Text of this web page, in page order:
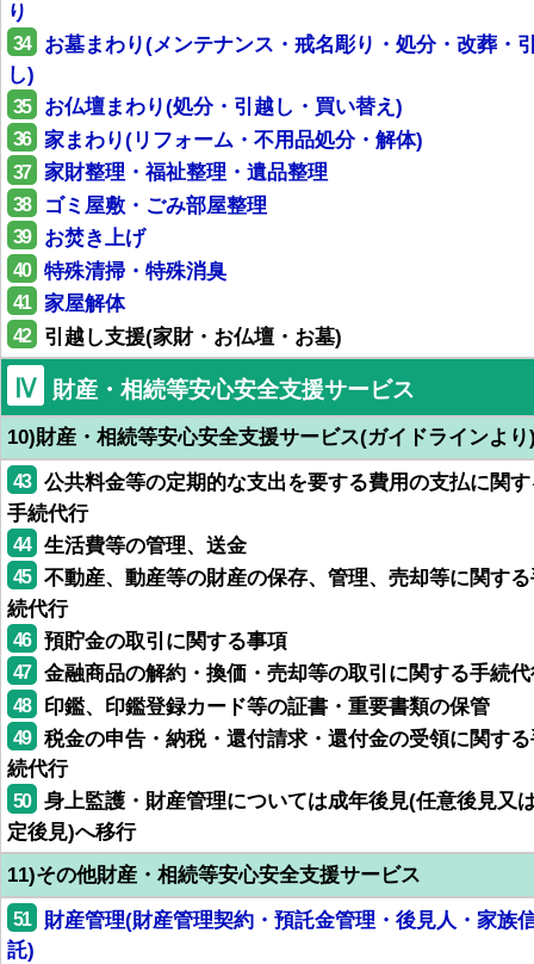
り
34
お墓まわり(メンテナンス・戒名彫り・処分・改葬・
し)
35 お仏壇まわり(処分・引越し・買い替え)
36 家まわり(リフォーム・不用品処分・解体)
37 家財整理・福祉整理・遺品整理
38 ゴミ屋敷・ごみ部屋整理
39 お焚き上げ
40 特殊清掃・特殊消臭
41 家屋解体
42 引越し支援(家財・お仏壇・お墓)
Ⅳ 財産・相続等安心安全支援サービス
10)財産・相続等安心安全支援サービス(ガイドラインより
43
公共料金等の定期的な支出を要する費用の支払に関
手続代行
44 生活費等の管理、送金
45
不動産、動産等の財産の保存、管理、売却等に関す
続代行
46 預貯金の取引に関する事項
47 金融商品の解約・換価・売却等の取引に関する手続
48 印鑑、印鑑登録カード等の証書・重要書類の保管
49
税金の申告・納税・還付請求・還付金の受領に関す
続代行
50
身上監護・財産管理については成年後見(任意後見又
定後見)へ移行
11)その他財産・相続等安心安全支援サービス
51
財産管理(財産管理契約・預託金管理・後見人・家族
託)